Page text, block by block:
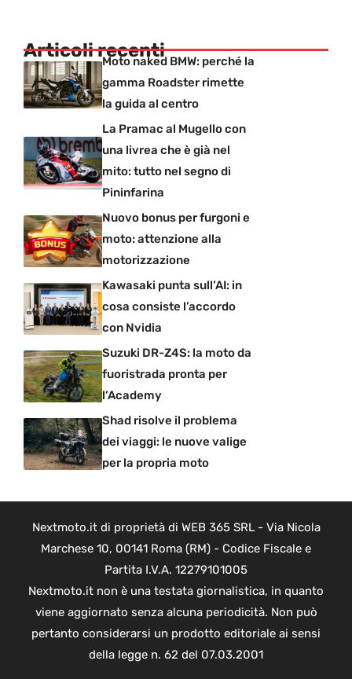
Articoli recentiMoto naked BMW: perché la
gamma Roadster rimette
la guida al centro
La Pramac al Mugello con
una livrea che è già nel
mito: tutto nel segno di
Pininfarina
Nuovo bonus per furgoni e
moto: attenzione alla
motorizzazione
Kawasaki punta sull’AI: in
cosa consiste l’accordo
con Nvidia
Suzuki DR-Z4S: la moto da
fuoristrada pronta per
l’Academy
Shad risolve il problema
dei viaggi: le nuove valige
per la propria moto
Nextmoto.it di proprietà di WEB 365 SRL - Via Nicola
Marchese 10, 00141 Roma (RM) - Codice Fiscale e
Partita I.V.A. 12279101005
Nextmoto.it non è una testata giornalistica, in quanto
viene aggiornato senza alcuna periodicità. Non può
pertanto considerarsi un prodotto editoriale ai sensi
della legge n. 62 del 07.03.2001